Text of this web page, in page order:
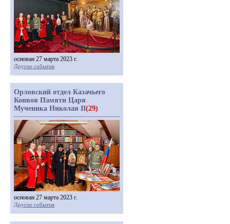
основан 27 марта 2023 г.
Другие события
Орловский отдел Казачьего
Конвоя Памяти Царя
Мученика Николая II(29)
основан 27 марта 2023 г.
Другие события